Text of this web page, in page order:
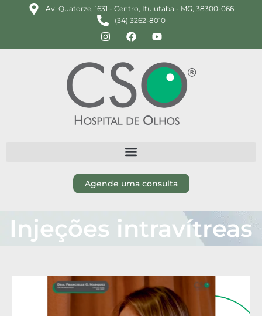
Av. Quatorze, 1631 - Centro, Ituiutaba - MG, 38300-066
(34) 3262-8010
Agende uma consulta
Injeções intravítreas